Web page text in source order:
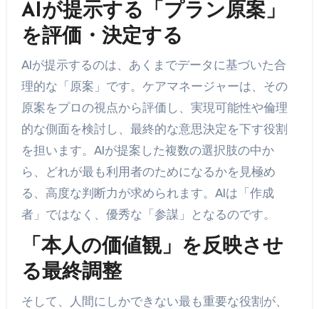
AIが提示する「プラン原案」
を評価・決定する
AIが提示するのは、あくまでデータに基づいた合
理的な「原案」です。ケアマネージャーは、その
原案をプロの視点から評価し、実現可能性や倫理
的な側面を検討し、最終的な意思決定を下す役割
を担います。AIが提案した複数の選択肢の中か
ら、どれが最も利用者のためになるかを見極め
る、高度な判断力が求められます。AIは「作成
者」ではなく、優秀な「参謀」となるのです。
「本人の価値観」を反映させ
る最終調整
そして、人間にしかできない最も重要な役割が、